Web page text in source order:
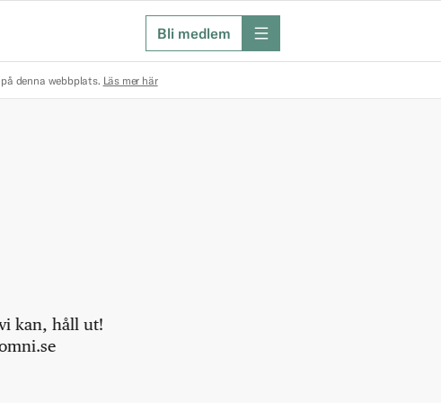
Bli medlem meny
denna webbplats. Läs mer här
kan, håll ut!